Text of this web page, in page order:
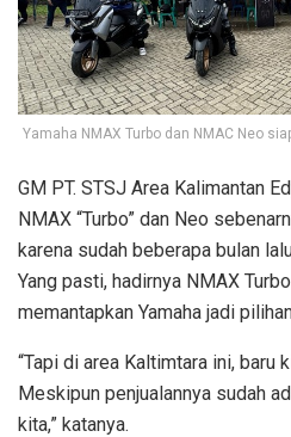
Yamaha NMAX Turbo dan NMAC Neo
GM PT. STSJ Area Kalimantan
NMAX “Turbo” dan Neo
karena sudah beberapa bulan
Yang pasti, hadirnya NMAX
memantapkan Yamaha jadi
“Tapi di area Kaltimtara ini, baru
Meskipun penjualannya sudah
kita,” katanya.